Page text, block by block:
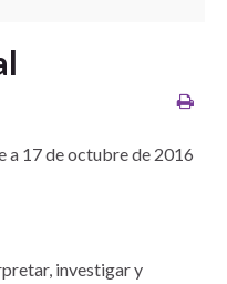
17 de octubre de 2016
investigar y